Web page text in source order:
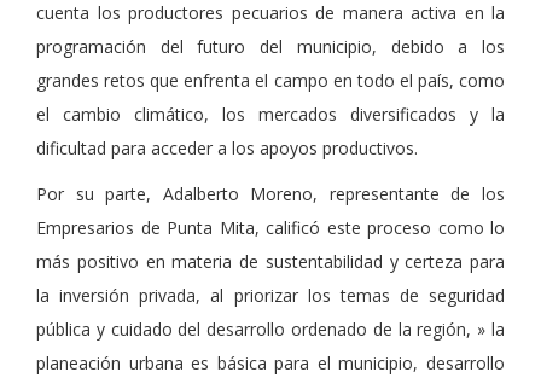
cuenta los productores pecuarios de manera activa en la
programación del futuro del municipio, debido a los
grandes retos que enfrenta el campo en todo el país, como
el cambio climático, los mercados diversificados y la
dificultad para acceder a los apoyos productivos.
Por su parte, Adalberto Moreno, representante de los
Empresarios de Punta Mita, calificó este proceso como lo
más positivo en materia de sustentabilidad y certeza para
la inversión privada, al priorizar los temas de seguridad
pública y cuidado del desarrollo ordenado de la región, » la
planeación urbana es básica para el municipio, desarrollo